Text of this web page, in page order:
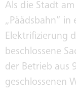
Als die Stadt
„Päädsbahn“
Elektrifizierung
beschlossene
der Betrieb aus
geschlossenen